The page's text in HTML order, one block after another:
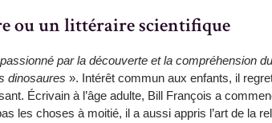
ou un littéraire scientifique
par la découverte et la compréhension
dinosaures ». Intérêt commun aux enfants, il
Écrivain à l’âge adulte, Bill François a
les choses à moitié, il a aussi appris l’art de la